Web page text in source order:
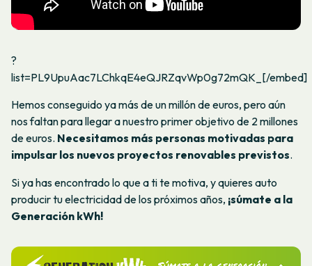
?
list=PL9UpuAac7LChkqE4eQJRZqvWp0g72mQK_[/embed]
Hemos conseguido ya más de un millón de euros, pero aún
nos faltan para llegar a nuestro primer objetivo de 2 millones
de euros. Necesitamos más personas motivadas para
impulsar los nuevos proyectos renovables previstos.
Si ya has encontrado lo que a ti te motiva, y quieres auto
producir tu electricidad de los próximos años, ¡súmate a la
Generación kWh!